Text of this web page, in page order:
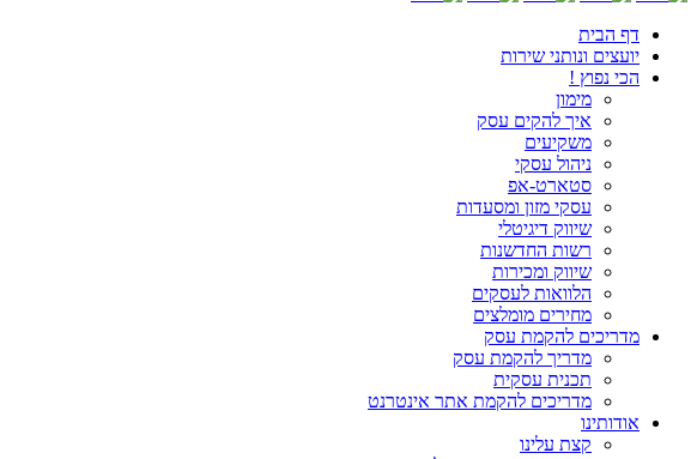
דף הבית
יועצים ונותני שירות
הכי נפוץ !
מימון
איך להקים עסק
משקיעים
ניהול עסקי
סטארט-אפ
עסקי מזון ומסעדות
שיווק דיגיטלי
רשות החדשנות
שיווק ומכירות
הלוואות לעסקים
מחירים מומלצים
מדריכים להקמת עסק
מדריך להקמת עסק
תכנית עסקית
מדריכים להקמת אתר אינטרנט
אודותינו
קצת עלינו